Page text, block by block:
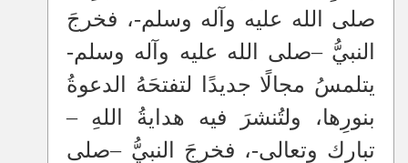
صلى الله عليه وآله وسلم-، فخرجَ
النبيُّ–صلى الله عليه وآله وسلم-
يتلمسُ مجالًا جديدًا لتفتحَهُ الدعوةُ
بنورِها، ولتُنشرَ فيه هدايةُ اللهِ–
تبارك وتعالى-، فخرجَ النبيُّ–صلى